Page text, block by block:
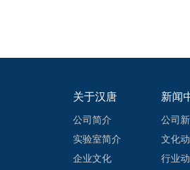
关于汉唐
公司简介
实验室简介
企业文化
新闻
公司
文化
行业